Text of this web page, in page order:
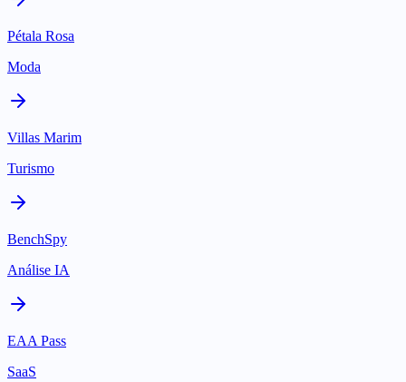
Pétala Rosa
Moda
Villas Marim
Turismo
BenchSpy
Análise IA
EAA Pass
SaaS